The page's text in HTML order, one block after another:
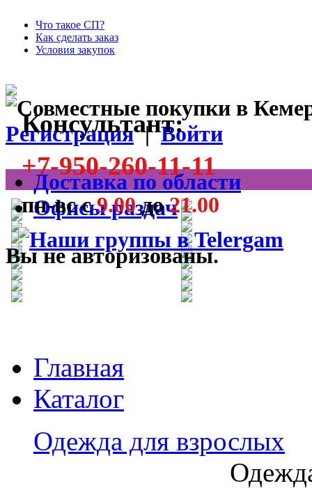
Что такое СП?
Как сделать заказ
Условия закупок
Консультант:
+7-950-260-11-11
пн-вс с9.00до21.00
Регистрация|Войти
Доставка по области
Офисы раздач
Вы не авторизованы.
Главная
Каталог
Одежда для взрослых